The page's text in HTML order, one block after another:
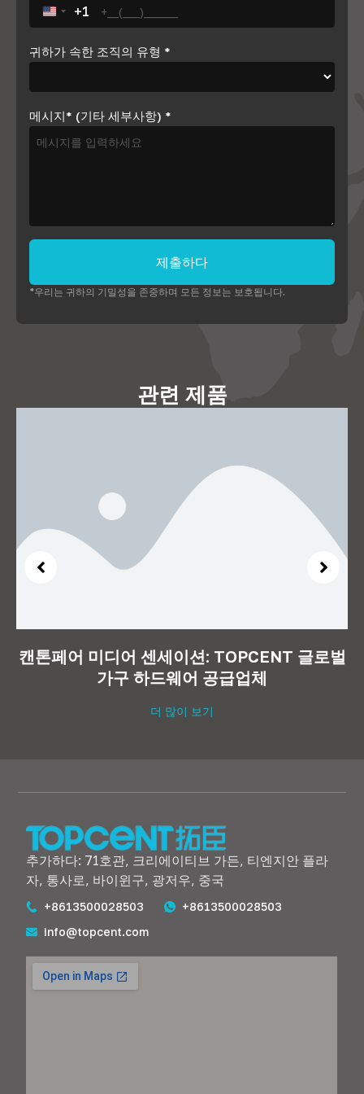
United States +1
+1
귀하가 속한 조직의 유형 *
메시지* (기타 세부사항) *
제출하다
*우리는 귀하의 기밀성을 존중하며 모든 정보는 보호됩니다.
관련 제품
캔톤페어 미디어 센세이션: TOPCENT 글로벌
가구 하드웨어 공급업체
더 많이 보기
추가하다: 71호관, 크리에이티브 가든, 티엔지안 플라
자, 통사로, 바이윈구, 광저우, 중국
+8613500028503
+8613500028503
info@topcent.com